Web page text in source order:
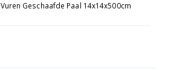
Vuren Geschaafde Paal 14x14x500cm